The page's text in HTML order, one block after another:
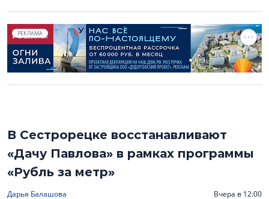
РЕКЛАМА
В Сестрорецке восстанавливают
«Дачу Павлова» в рамках программы
«Рубль за метр»
Дарья Балашова Вчера в 12:00